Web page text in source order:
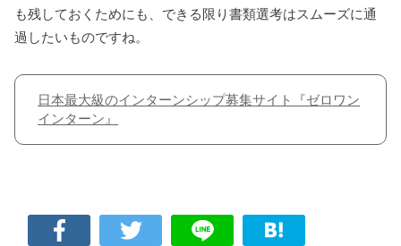
も残しておくためにも、できる限り書類選考はスムーズに通
過したいものですね。
日本最大級のインターンシップ募集サイト『ゼロワン
インターン』